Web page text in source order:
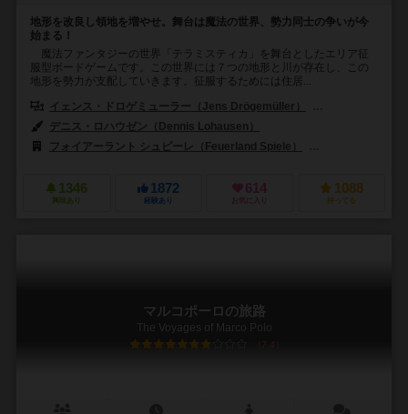
地形を改良し領地を増やせ。舞台は魔法の世界、勢力同士の争いが今
始まる！
魔法ファンタジーの世界「テラミスティカ」を舞台としたエリア征
服型ボードゲームです。この世界には７つの地形と川が存在し、この
地形を勢力が支配していきます。征服するためには住居...
イェンス・ドロゲミューラー（Jens Drögemüller）
デニス・ロハウゼン（Dennis Lohausen）
フォイアーラント シュピーレ（Feuerland Spiele）
1346
興味あり
1872
経験あり
614
お気に入り
1088
持ってる
マルコポーロの旅路
The Voyages of Marco Polo
7.4